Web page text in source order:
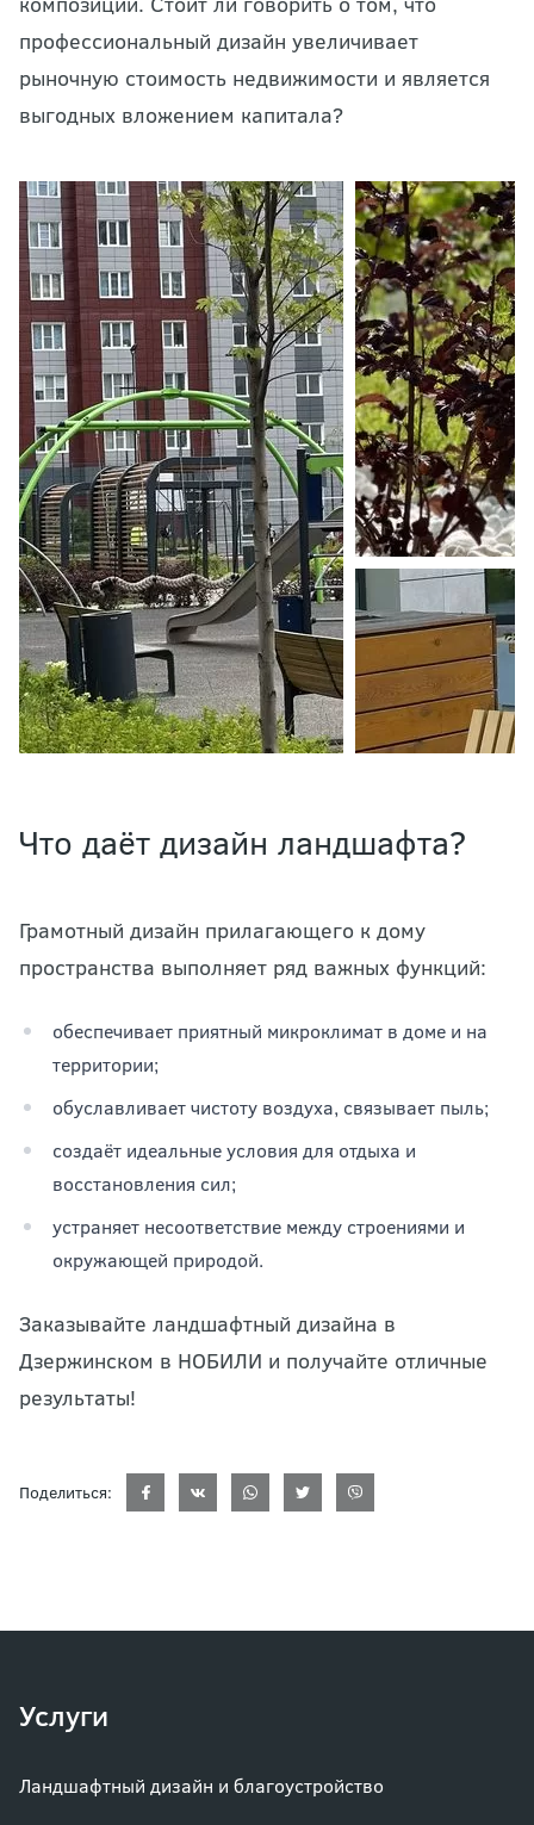
профессиональный дизайн увеличивает
рыночную стоимость недвижимости и является
выгодных вложением капитала?
Что даёт дизайн ландшафта?
Грамотный дизайн прилагающего к дому
пространства выполняет ряд важных функций:
обеспечивает приятный микроклимат в доме и на
территории;
обуславливает чистоту воздуха, связывает пыль;
создаёт идеальные условия для отдыха и
восстановления сил;
устраняет несоответствие между строениями и
окружающей природой.
Заказывайте ландшафтный дизайна в
Дзержинском в НОБИЛИ и получайте отличные
результаты!
Поделиться:
Услуги
Ландшафтный дизайн и благоустройство